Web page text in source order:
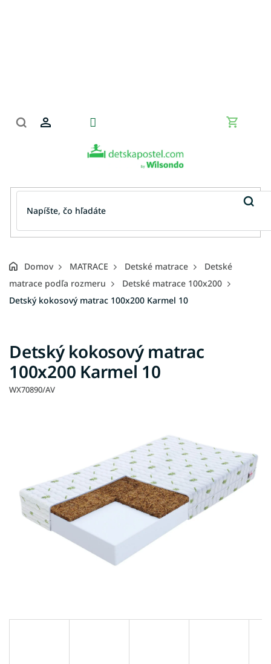
Domov MATRACE Detské matrace
Detské
matrace podľa rozmeru
Detské matrace 100x200
Detský kokosový matrac 100x200 Karmel 10
Detský kokosový matrac
100x200 Karmel 10
WX70890/AV